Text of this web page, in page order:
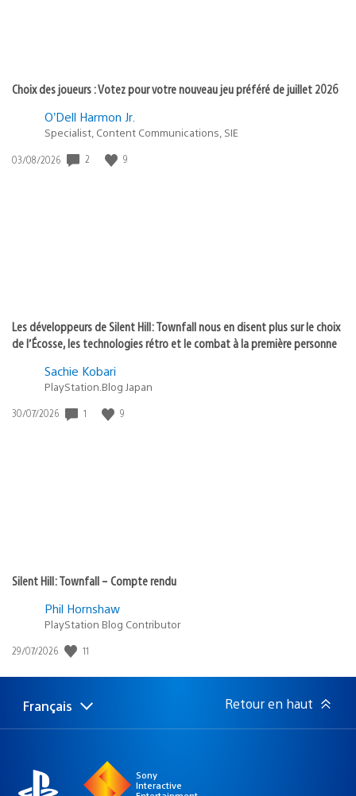
Choix des joueurs : Votez pour votre nouveau jeu préféré de juillet 2026
O’Dell Harmon Jr.
Specialist, Content Communications, SIE
Date
03/08/2026 2 9
Les développeurs de Silent Hill: Townfall nous en disent plus sur le choix
de l’Écosse, les technologies rétro et le combat à la première personne
Sachie Kobari
PlayStation.Blog Japan
Date
30/07/2026 1 9
Silent Hill: Townfall – Compte rendu
Phil Hornshaw
PlayStation Blog Contributor
Date
publication
29/07/2026 11
Choisir
une
Région
actuelle
Français Retour en haut
Sony
Interactive